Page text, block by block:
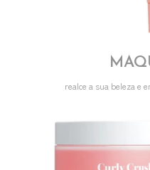
realce a sua beleza e